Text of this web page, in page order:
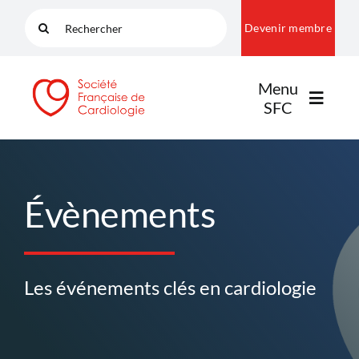
Rechercher: Devenir membre
Menu
SFC
PUBLICATIONS
Évènements
Les événements clés en cardiologie